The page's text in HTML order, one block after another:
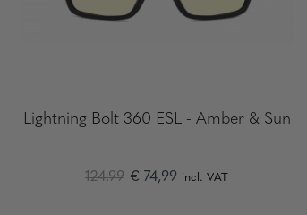
Lightning Bolt 360 ESL - Amber & Sun
124.99 € 74,99 incl. VAT